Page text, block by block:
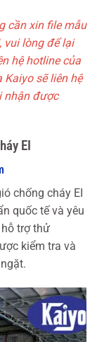
cần xin file mẫu
vui lòng để lại
hệ hotline của
sẽ liên hệ
nhận được
EI
chống cháy EI
quốc tế và yêu
trợ thử
kiểm tra và